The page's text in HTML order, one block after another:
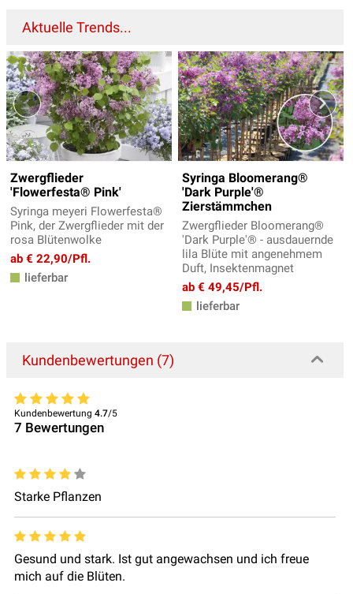
Aktuelle Trends...
Zwergflieder
'Flowerfesta® Pink'
Syringa meyeri Flowerfesta®
Pink, der Zwergflieder mit der
rosa Blütenwolke
ab € 22,90/Pfl.
lieferbar
Syringa Bloomerang®
'Dark Purple'®
Zierstämmchen
Zwergflieder Bloomerang®
'Dark Purple'® - ausdauernde
lila Blüte mit angenehmem
Duft, Insektenmagnet
ab € 49,45/Pfl.
lieferbar
Kundenbewertungen (7)
Kundenbewertung 4.7/5
7 Bewertungen
Starke Pflanzen
Gesund und stark. Ist gut angewachsen und ich freue
mich auf die Blüten.